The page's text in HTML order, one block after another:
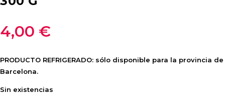
4,00 €
PRODUCTO REFRIGERADO: sólo disponible para la provincia de
Barcelona.
Sin existencias